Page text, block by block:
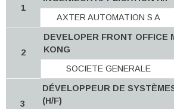
1
AXTER AUTOMATION S A
2
DEVELOPER FRONT OFFICE
KONG
SOCIETE GENERALE
3
DÉVELOPPEUR DE
(H/F)